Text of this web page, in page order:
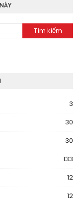
3
30
30
133
12
12